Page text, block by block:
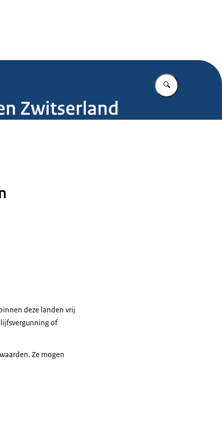
Vul in wat u
Zwitserland
deze landen vrij
of
Ze mogen